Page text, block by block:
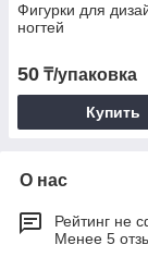
Фигурки для
ногтей
50 ₸/упаковка
Купить
О нас
Рейтинг не
Менее 5